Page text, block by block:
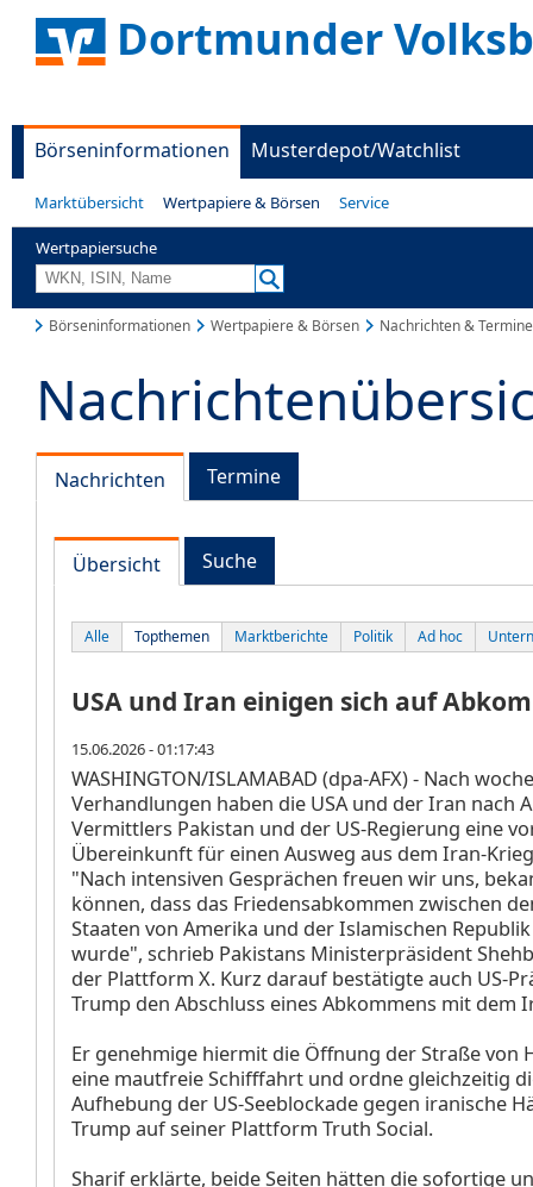
Dortmunder
Börseninformationen Musterdepot/Watchlist
Marktübersicht Wertpapiere & Börsen Service
Wertpapiersuche
Börseninformationen Wertpapiere & Börsen Nachrichten & Termine
Nachrichten Termine
Übersicht Suche
Alle Topthemen Marktberichte Politik Ad hoc
USA und Iran einigen sich auf
15.06.2026 - 01:17:43
WASHINGTON/ISLAMABAD (dpa-AFX) - Nach
Verhandlungen haben die USA und der Iran nach
Vermittlers Pakistan und der US-Regierung eine
Übereinkunft für einen Ausweg aus dem Iran-
"Nach intensiven Gesprächen freuen wir uns,
können, dass das Friedensabkommen zwischen
Staaten von Amerika und der Islamischen
wurde", schrieb Pakistans Ministerpräsident
der Plattform X. Kurz darauf bestätigte auch US-
Trump den Abschluss eines Abkommens mit dem
Er genehmige hiermit die Öffnung der Straße von
eine mautfreie Schifffahrt und ordne gleichzeitig
Aufhebung der US-Seeblockade gegen iranische
Trump auf seiner Plattform Truth Social.
Sharif erklärte, beide Seiten hätten die sofortige